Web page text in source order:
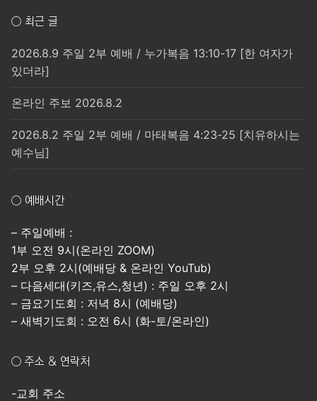
○ 최근 글
2026.8.9 주일 2부 예배 / 누가복음 13:10-17 [한 여자가
있더라]
온라인 주보 2026.8.2
2026.8.2 주일 2부 예배 / 마태복음 4:23-25 [치유하시는
예수님]
○ 예배시간
– 주일예배 :
1부 오전 9시(온라인 ZOOM)
2부 오후 2시(예배당 & 온라인 YouTub)
– 다음세대(키즈,유스,청년) : 주일 오후 2시
– 금요기도회 : 저녁 8시 (예배당)
– 새벽기도회 : 오전 6시 (화-토/온라인)
○ 주소 & 연락처
-교회 주소